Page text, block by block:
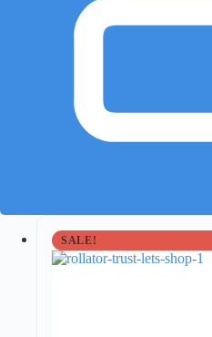
SALE!